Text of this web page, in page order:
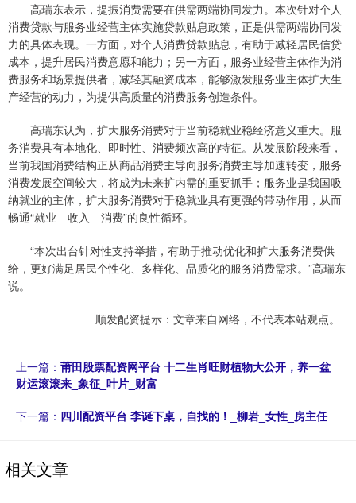
高瑞东表示，提振消费需要在供需两端协同发力。本次针对个人
消费贷款与服务业经营主体实施贷款贴息政策，正是供需两端协同发
力的具体表现。一方面，对个人消费贷款贴息，有助于减轻居民信贷
成本，提升居民消费意愿和能力；另一方面，服务业经营主体作为消
费服务和场景提供者，减轻其融资成本，能够激发服务业主体扩大生
产经营的动力，为提供高质量的消费服务创造条件。
高瑞东认为，扩大服务消费对于当前稳就业稳经济意义重大。服
务消费具有本地化、即时性、消费频次高的特征。从发展阶段来看，
当前我国消费结构正从商品消费主导向服务消费主导加速转变，服务
消费发展空间较大，将成为未来扩内需的重要抓手；服务业是我国吸
纳就业的主体，扩大服务消费对于稳就业具有更强的带动作用，从而
畅通“就业—收入—消费”的良性循环。
“本次出台针对性支持举措，有助于推动优化和扩大服务消费供
给，更好满足居民个性化、多样化、品质化的服务消费需求。”高瑞东
说。
顺发配资提示：文章来自网络，不代表本站观点。
上一篇： 莆田股票配资网平台 十二生肖旺财植物大公开，养一盆
财运滚滚来_象征_叶片_财富
下一篇： 四川配资平台 李诞下桌，自找的！_柳岩_女性_房主任
相关文章